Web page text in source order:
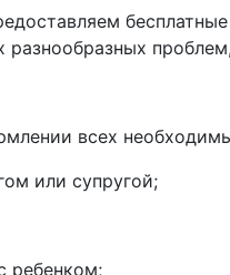
всех
или супругой;
ребенком;